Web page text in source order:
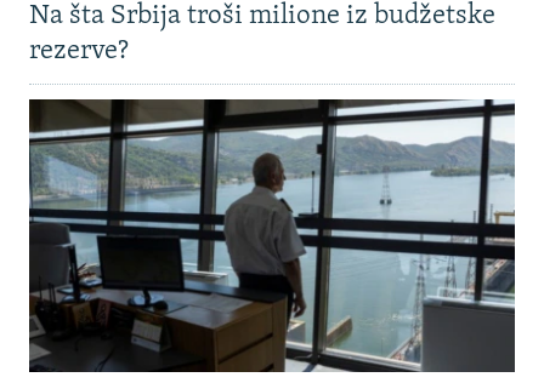
Na šta Srbija troši milione iz budžetske
rezerve?